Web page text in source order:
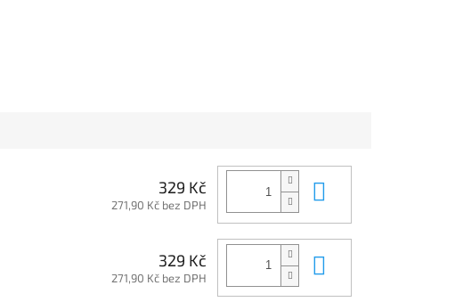
329 Kč
271,90 Kč bez DPH
329 Kč
271,90 Kč bez DPH